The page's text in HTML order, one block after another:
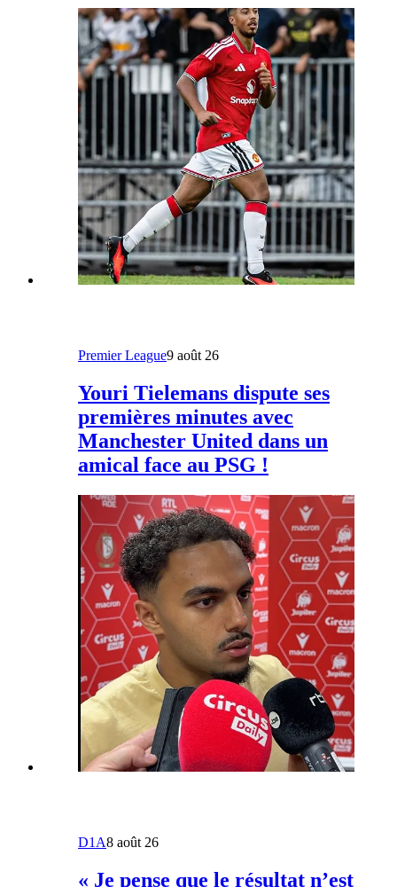
Premier League9 août 26
Youri Tielemans dispute ses
premières minutes avec
Manchester United dans un
amical face au PSG !
D1A8 août 26
« Je pense que le résultat n’est